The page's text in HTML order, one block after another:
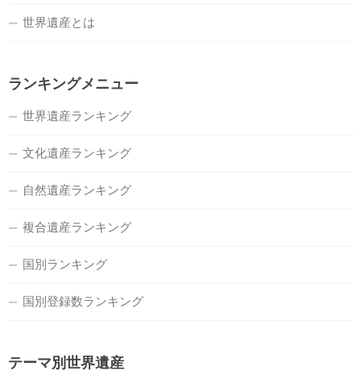
世界遺産とは
ランキングメニュー
世界遺産ランキング
文化遺産ランキング
自然遺産ランキング
複合遺産ランキング
国別ランキング
国別登録数ランキング
テーマ別世界遺産